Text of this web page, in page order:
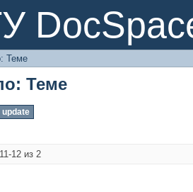
Теме
Теме
Теме
12 из 2